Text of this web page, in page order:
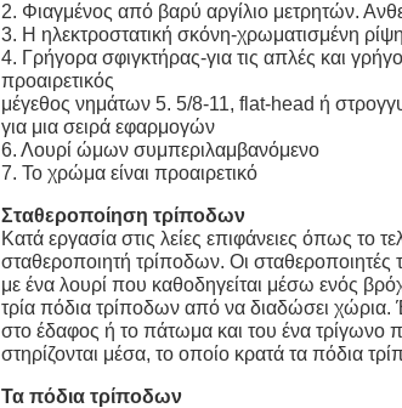
2. Φιαγμένος από βαρύ αργίλιο μετρητών.
3. Η ηλεκτροστατική σκόνη-χρωματισμένη ρίψη
4. Γρήγορα σφιγκτήρας-για τις απλές και
προαιρετικός
μέγεθος νημάτων 5. 5/8-11, flat-head ή
για μια σειρά εφαρμογών
6. Λουρί ώμων συμπεριλαμβανόμενο
7. Το χρώμα είναι προαιρετικό
Σταθεροποίηση τρίποδων
Κατά εργασία στις λείες επιφάνειες όπως το
σταθεροποιητή τρίποδων. Οι
με ένα λουρί που καθοδηγείται μέσω ενός
τρία πόδια τρίποδων από να διαδώσει χώρια.
στο έδαφος ή το πάτωμα και του ένα τρίγωνο
στηρίζονται μέσα, το οποίο κρατά τα πόδια
Τα πόδια τρίποδων